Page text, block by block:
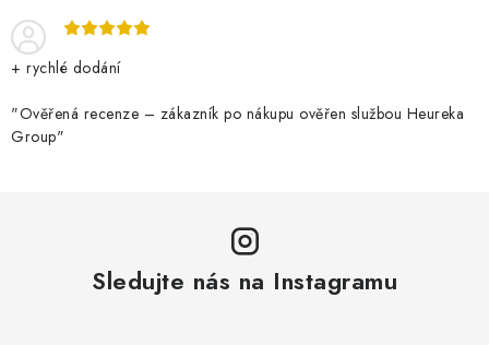
+ rychlé dodání
"Ověřená recenze – zákazník po nákupu ověřen službou Heureka
Group"
Sledujte nás na Instagramu